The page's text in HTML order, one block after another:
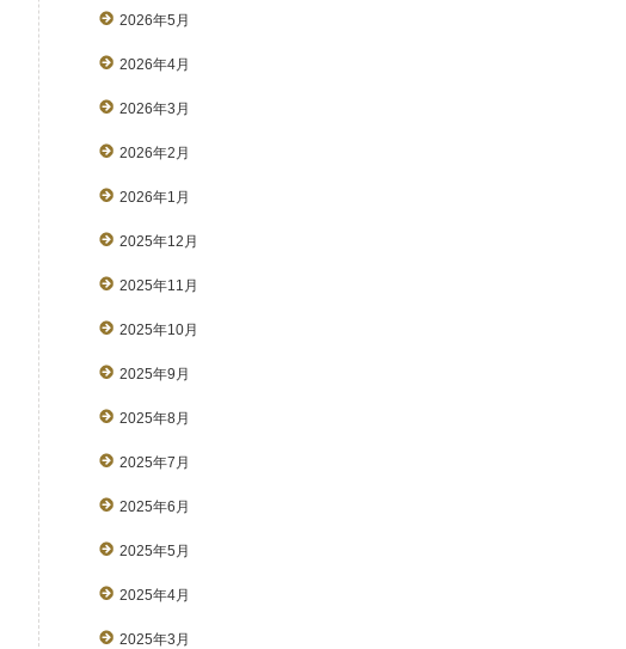
2026年5月
2026年4月
2026年3月
2026年2月
2026年1月
2025年12月
2025年11月
2025年10月
2025年9月
2025年8月
2025年7月
2025年6月
2025年5月
2025年4月
2025年3月